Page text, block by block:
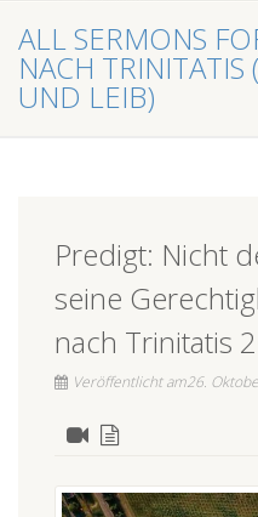
ALL SERMONS
NACH
UND LEIB)
Predigt: Nicht
seine
nach Trinitatis
Veröffentlicht am26.